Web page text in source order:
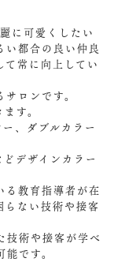
に可愛くしたい
い都合の良い仲良
常に向上してい
ロンです。
す。
、ダブルカラー
デザインカラー
る教育指導者が在
ない技術や接客
技術や接客が学べ
です。